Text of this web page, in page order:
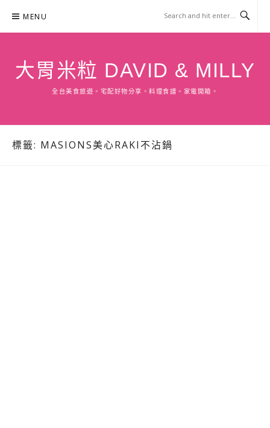
content
MENU
大胃米粒 DAVID & MILLY
全台美食旅遊。宅配好物分享。料理食譜。家電開箱。
標籤: MASIONS美心RAKI不沾鍋